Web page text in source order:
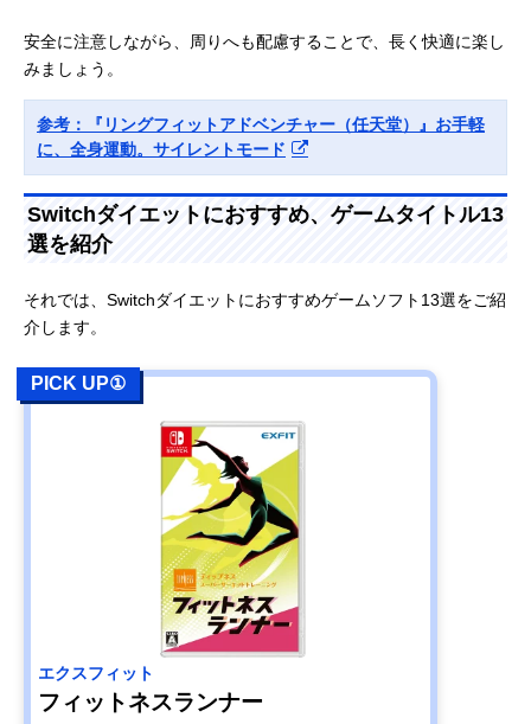
安全に注意しながら、周りへも配慮することで、長く快適に楽し
みましょう。
参考：『リングフィットアドベンチャー（任天堂）』お手軽
に、全身運動。サイレントモード
Switchダイエットにおすすめ、ゲームタイトル13
選を紹介
それでは、 Switchダイエットにおすすめゲームソフト13選をご紹
介します。
PICK UP①
エクスフィット
フィットネスランナー